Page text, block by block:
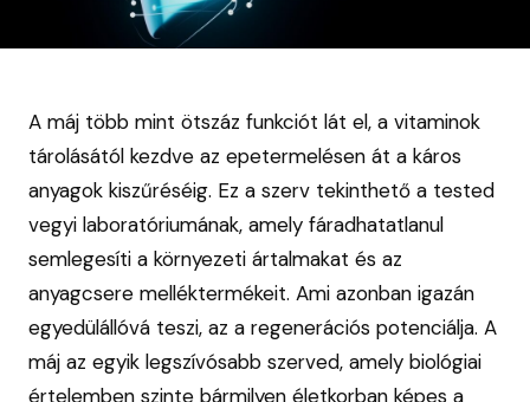
A máj több mint ötszáz funkciót lát el, a vitaminok
tárolásától kezdve az epetermelésen át a káros
anyagok kiszűréséig. Ez a szerv tekinthető a tested
vegyi laboratóriumának, amely fáradhatatlanul
semlegesíti a környezeti ártalmakat és az
anyagcsere melléktermékeit. Ami azonban igazán
egyedülállóvá teszi, az a regenerációs potenciálja. A
máj az egyik legszívósabb szerved, amely biológiai
értelemben szinte bármilyen életkorban képes a